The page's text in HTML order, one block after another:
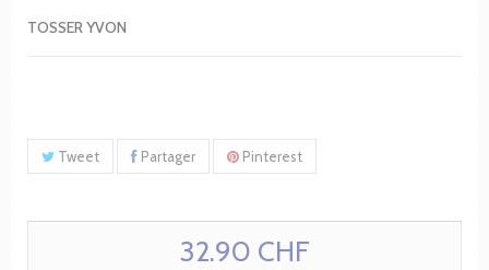
TOSSER YVON
Tweet Partager Pinterest
32.90 CHF